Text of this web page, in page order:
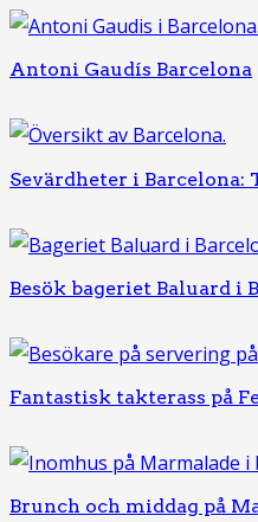
Antoni Gaudís Barcelona
Sevärdheter i Barcelona:
Besök bageriet Baluard i
Fantastisk takterass på
Brunch och middag på